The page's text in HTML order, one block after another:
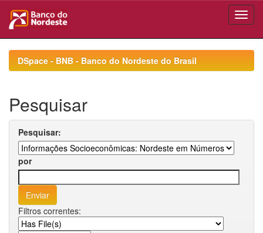
navigationDSpace - BNB - Banco do Nordeste do Brasil
Pesquisar
Pesquisar:
por
Filtros correntes: